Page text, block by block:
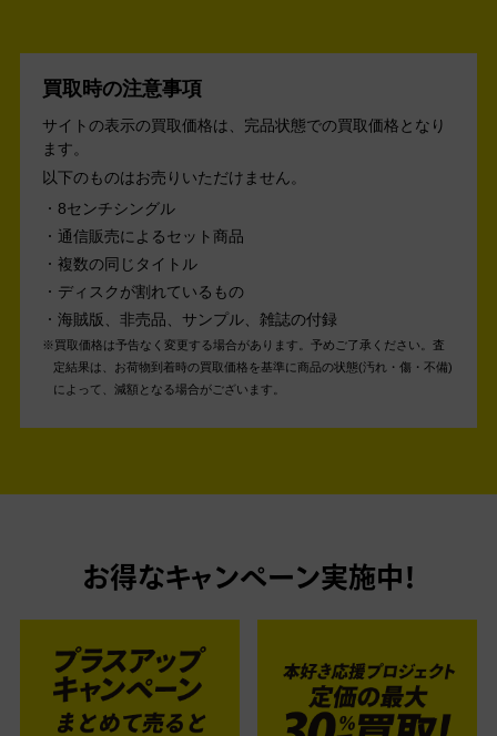
買取時の注意事項
サイトの表示の買取価格は、完品状態での買取価格となり
ます。
以下のものはお売りいただけません。
8センチシングル
通信販売によるセット商品
複数の同じタイトル
ディスクが割れているもの
海賊版、非売品、サンプル、雑誌の付録
買取価格は予告なく変更する場合があります。予めご了承ください。 査
定結果は、お荷物到着時の買取価格を基準に商品の状態(汚れ・傷・不備)
によって、減額となる場合がございます。
お得なキャンペーン実施中！